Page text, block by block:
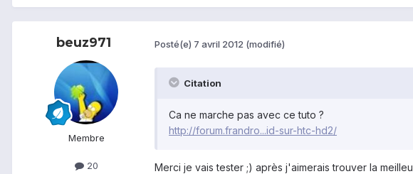
beuz971
Membre
20
Posté(e) 7 avril 2012 (modifié)
Citation
Ca ne marche pas avec ce tuto ?
http://forum.frandro...id-sur-htc-hd2/
Merci je vais tester ;) après j'aimerais trouver la